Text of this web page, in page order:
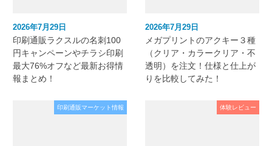
2026年7月29日
印刷通販ラクスルの名刺100
円キャンペーンやチラシ印刷
最大76%オフなど最新お得情
報まとめ！
2026年7月29日
メガプリントのアクキー３種
（クリア・カラークリア・不
透明）を注文！仕様と仕上が
りを比較してみた！
印刷通販マーケット情報 体験レビュー